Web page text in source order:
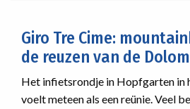
Giro Tre Cime:
de reuzen van de
Het infietsrondje in Hopfgarten in
voelt meteen als een reünie. Veel